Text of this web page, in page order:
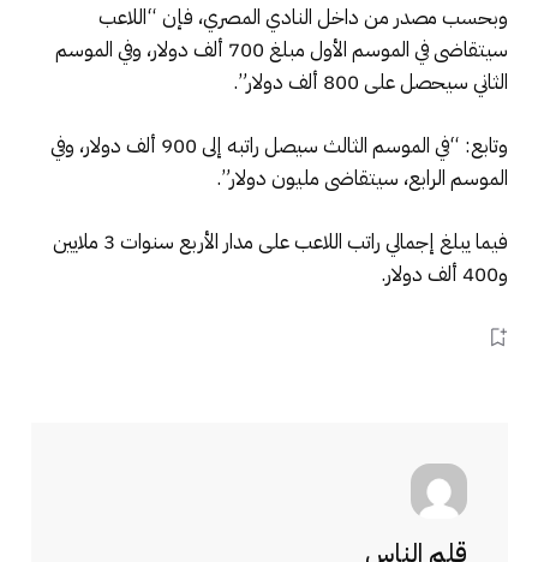
وبحسب مصدر من داخل النادي المصري، فإن “اللاعب
سيتقاضى في الموسم الأول مبلغ 700 ألف دولار، وفي الموسم
الثاني سيحصل على 800 ألف دولار”.
وتابع: “في الموسم الثالث سيصل راتبه إلى 900 ألف دولار، وفي
الموسم الرابع، سيتقاضى مليون دولار”.
فيما يبلغ إجمالي راتب اللاعب على مدار الأربع سنوات 3 ملايين
و400 ألف دولار.
قلم الناس